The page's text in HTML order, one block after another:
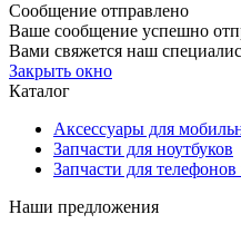
Сообщение отправлено
Ваше сообщение успешно
Вами свяжется наш
Закрыть окно
Каталог
Аксессуары для
Запчасти для ноутбуков
Запчасти для
Наши предложения